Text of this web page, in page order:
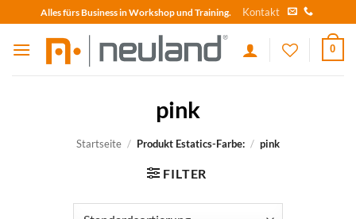
to
content
Alles fürs Business in Workshop und Training. Kontakt
0
pink
Startseite / Produkt Estatics-Farbe: / pink
FILTER